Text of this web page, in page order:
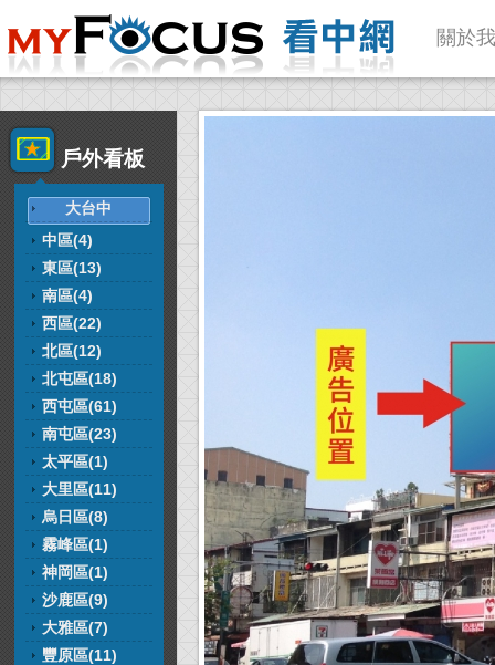
關於
戶外看板
大台中
中區(4)
東區(13)
南區(4)
西區(22)
北區(12)
北屯區(18)
西屯區(61)
南屯區(23)
太平區(1)
大里區(11)
烏日區(8)
霧峰區(1)
神岡區(1)
沙鹿區(9)
大雅區(7)
豐原區(11)